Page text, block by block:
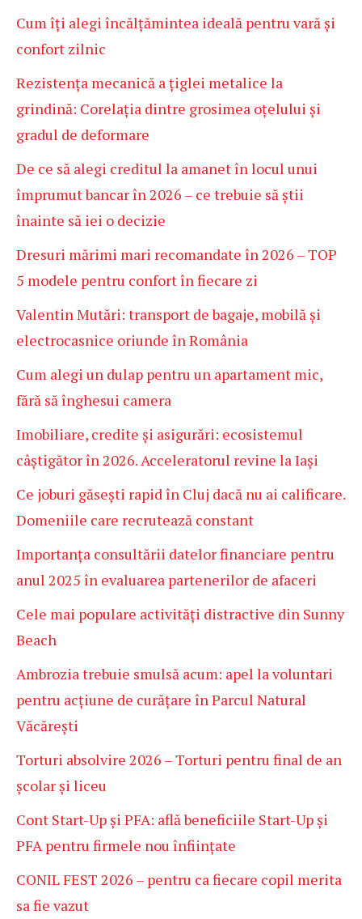
Cum îți alegi încălțămintea ideală pentru vară și
confort zilnic
Rezistența mecanică a țiglei metalice la
grindină: Corelația dintre grosimea oțelului și
gradul de deformare
De ce să alegi creditul la amanet în locul unui
împrumut bancar în 2026 – ce trebuie să știi
înainte să iei o decizie
Dresuri mărimi mari recomandate în 2026 – TOP
5 modele pentru confort în fiecare zi
Valentin Mutări: transport de bagaje, mobilă și
electrocasnice oriunde în România
Cum alegi un dulap pentru un apartament mic,
fără să înghesui camera
Imobiliare, credite și asigurări: ecosistemul
câștigător în 2026. Acceleratorul revine la Iași
Ce joburi găsești rapid în Cluj dacă nu ai calificare.
Domeniile care recrutează constant
Importanța consultării datelor financiare pentru
anul 2025 în evaluarea partenerilor de afaceri
Cele mai populare activități distractive din Sunny
Beach
Ambrozia trebuie smulsă acum: apel la voluntari
pentru acțiune de curățare în Parcul Natural
Văcărești
Torturi absolvire 2026 – Torturi pentru final de an
școlar și liceu
Cont Start-Up și PFA: află beneficiile Start-Up și
PFA pentru firmele nou înființate
CONIL FEST 2026 – pentru ca fiecare copil merita
sa fie vazut